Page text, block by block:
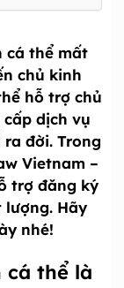
cá thể mất
chủ kinh
hỗ trợ chủ
dịch vụ
đời. Trong
Vietnam –
trợ đăng ký
lượng. Hãy
nhé!
cá thể là